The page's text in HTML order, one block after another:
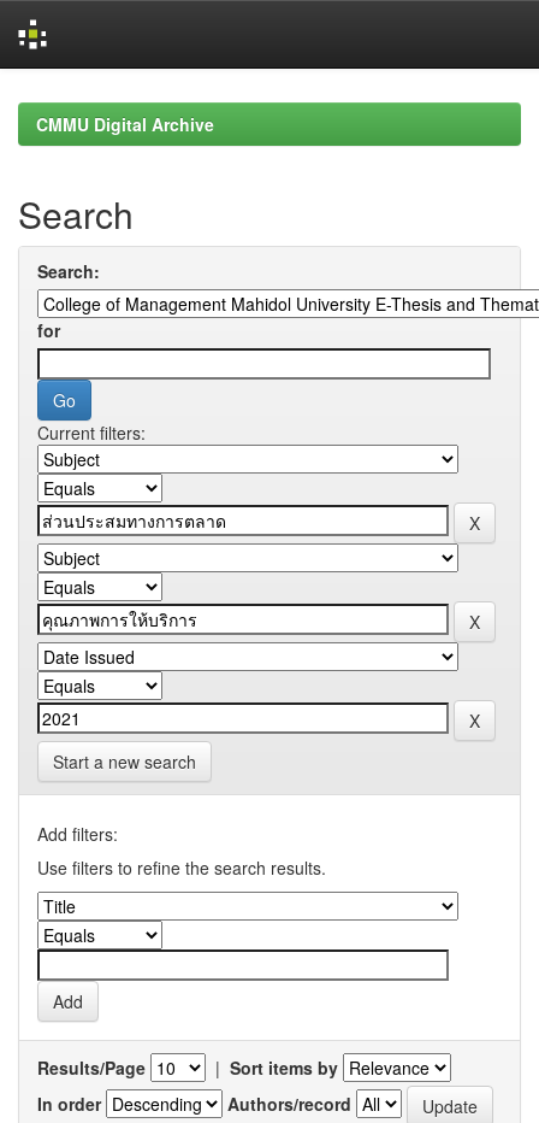
navigationCMMU Digital Archive
Search
Search:
for
Current filters:
Start a new search
Add filters:
Use filters to refine the search results.
Results/Page | Sort items by
In order
Authors/record